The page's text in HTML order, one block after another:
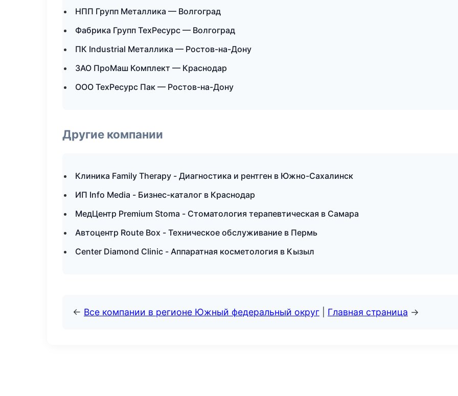
НПП Групп Металлика — Волгоград
Фабрика Групп ТехРесурс — Волгоград
ПК Industrial Металлика — Ростов-на-Дону
ЗАО ПроМаш Комплект — Краснодар
ООО ТехРесурс Пак — Ростов-на-Дону
Другие компании
Клиника Family Therapy - Диагностика и рентген в Южно-Сахалинск
ИП Info Media - Бизнес-каталог в Краснодар
МедЦентр Premium Stoma - Стоматология терапевтическая в Самара
Автоцентр Route Box - Техническое обслуживание в Пермь
Center Diamond Clinic - Аппаратная косметология в Кызыл
← Все компании в регионе Южный федеральный округ Главная страница →